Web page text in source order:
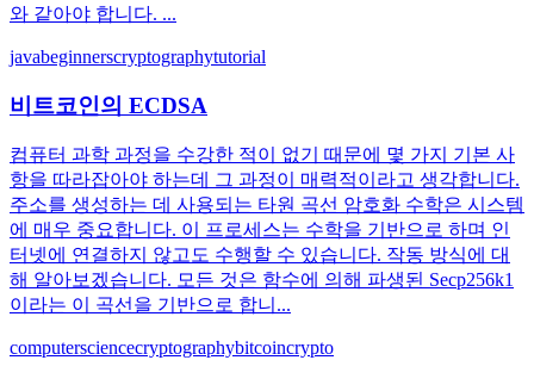
와 같아야 합니다. ...
javabeginnerscryptographytutorial
비트코인의 ECDSA
컴퓨터 과학 과정을 수강한 적이 없기 때문에 몇 가지 기본 사
항을 따라잡아야 하는데 그 과정이 매력적이라고 생각합니다.
주소를 생성하는 데 사용되는 타원 곡선 암호화 수학은 시스템
에 매우 중요합니다. 이 프로세스는 수학을 기반으로 하며 인
터넷에 연결하지 않고도 수행할 수 있습니다. 작동 방식에 대
해 알아보겠습니다. 모든 것은 함수에 의해 파생된 Secp256k1
이라는 이 곡선을 기반으로 합니...
computersciencecryptographybitcoincrypto